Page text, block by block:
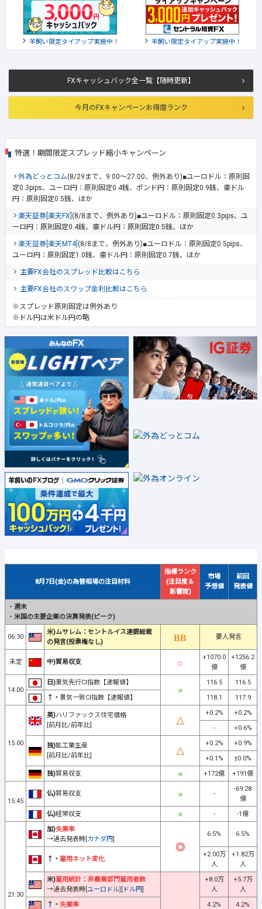
FXキャッシュバック全一覧【随時更新】
今月のFXキャンペーンお得度ランク
特選！期間限定スプレッド縮小キャンペーン
外為どっとコム(8/29まで、9:00～27:00、例外あり)■ユーロドル：原則固
定0.3pips、ユーロ円：原則固定0.4銭、ポンド円：原則固定0.9銭、豪ドル
円：原則固定0.5銭、ほか
楽天証券[楽天FX] (8/8まで、例外あり)■ユーロドル：原則固定0.3pips、ユ
ーロ円：原則固定0.4銭、豪ドル円：原則固定0.5銭、ほか
楽天証券[楽天MT4] (8/8まで、例外あり)■ユーロドル：原則固定0.5pips、
ユーロ円：原則固定1.0銭、豪ドル円：原則固定0.7銭、ほか
主要FX会社のスプレッド比較はこちら
主要FX会社のスワップ金利比較はこちら
※スプレッド原則固定は例外あり
※ドル円は米ドル円の略
8月7日(金)の為替相場の注目材料
指標ランク
(注目度＆
影響度)
市場
予想値
前回
発表値
・ 週末
・ 米国の主要企業の決算発表(ピーク)
06:30
米)ムサレム：セントルイス連銀総裁
の発言(投票権なし)
要人発言
未定 中)貿易収支
+1070.0
億
+1256.2
億
14:00
日)景気先行CI指数【速報値】 116.5
116.5
↑・ 景気一致CI指数【速報値】 118.1 117.9
15:00
英)ハリファックス住宅価格
[前月比/前年比]
+0.2%
+0.2%
-
+0.6%
独)鉱工業生産
[前月比/前年比]
+0.2%
+0.9%
+0.1%
±0.0%
独)貿易収支 +172億 +191億
15:45
仏)貿易収支 -
-69.28
億
仏)経常収支 - -1億
21:30
加)失業率
→過去発表時[カナダ円]
6.5% 6.5%
↑・ 雇用ネット変化
+2.00万
人
+1.82万
人
米)雇用統計 ： 非農業部門雇用者数
→過去発表時[ユーロドル][ ドル円]
+8.0万
人
+5.7万
人
↑・ 失業率 4.2% 4.2%
羊飼い限定タイアップ実施中！ 羊飼い限定タイアップ実施中！